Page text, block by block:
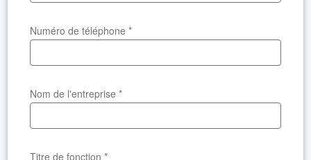
Numéro de téléphone *
Nom de l'entreprise *
Titre de fonction *